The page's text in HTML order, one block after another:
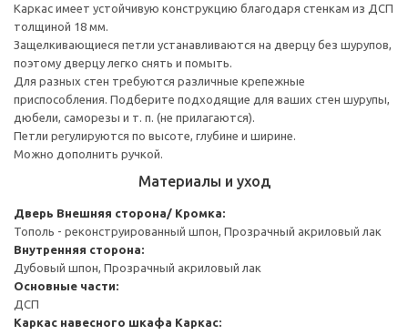
Каркас имеет устойчивую конструкцию благодаря стенкам из ДСП
толщиной 18 мм.
Защелкивающиеся петли устанавливаются на дверцу без шурупов,
поэтому дверцу легко снять и помыть.
Для разных стен требуются различные крепежные
приспособления. Подберите подходящие для ваших стен шурупы,
дюбели, саморезы и т. п. (не прилагаются).
Петли регулируются по высоте, глубине и ширине.
Можно дополнить ручкой.
Материалы и уход
Дверь Внешняя сторона/ Кромка:
Тополь - реконструированный шпон, Прозрачный акриловый лак
Внутренняя сторона:
Дубовый шпон, Прозрачный акриловый лак
Основные части:
ДСП
Каркас навесного шкафа Каркас: